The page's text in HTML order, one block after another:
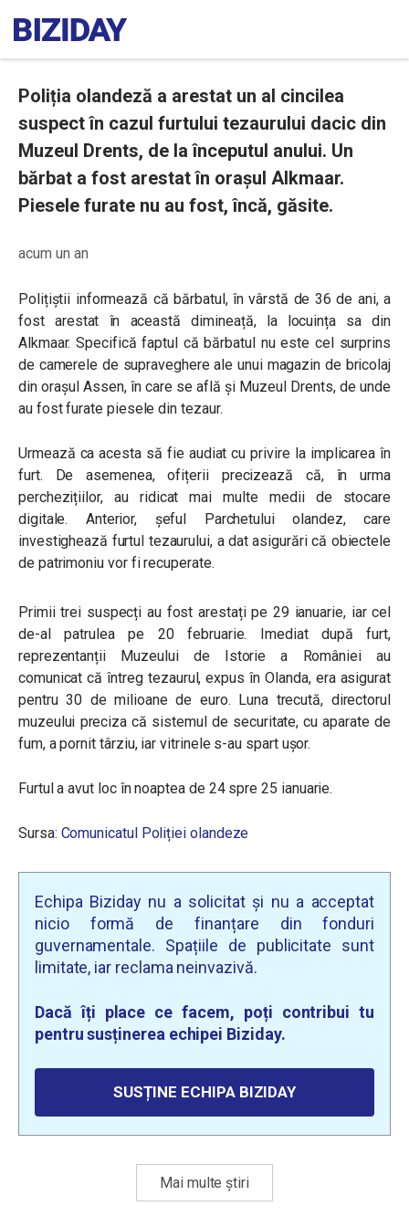
Poliția olandeză a arestat un al cincilea
suspect în cazul furtului tezaurului dacic din
Muzeul Drents, de la începutul anului. Un
bărbat a fost arestat în orașul Alkmaar.
Piesele furate nu au fost, încă, găsite.
acum un an
Polițiștii informează că bărbatul, în vârstă de 36 de ani, a
fost arestat în această dimineață, la locuința sa din
Alkmaar. Specifică faptul că bărbatul nu este cel surprins
de camerele de supraveghere ale unui magazin de bricolaj
din orașul Assen, în care se află și Muzeul Drents, de unde
au fost furate piesele din tezaur.
Urmează ca acesta să fie audiat cu privire la implicarea în
furt. De asemenea, ofițerii precizează că, în urma
perchezițiilor, au ridicat mai multe medii de stocare
digitale. Anterior, șeful Parchetului olandez, care
investighează furtul tezaurului, a dat asigurări că obiectele
de patrimoniu vor fi recuperate.
Primii trei suspecți au fost arestați pe 29 ianuarie, iar cel
de-al patrulea pe 20 februarie. Imediat după furt,
reprezentanții Muzeului de Istorie a României au
comunicat că întreg tezaurul, expus în Olanda, era asigurat
pentru 30 de milioane de euro. Luna trecută, directorul
muzeului preciza că sistemul de securitate, cu aparate de
fum, a pornit târziu, iar vitrinele s-au spart ușor.
Furtul a avut loc în noaptea de 24 spre 25 ianuarie.
Sursa: Comunicatul Poliției olandeze
Echipa Biziday nu a solicitat și nu a acceptat
nicio formă de finanțare din fonduri
guvernamentale. Spațiile de publicitate sunt
limitate, iar reclama neinvazivă.
Dacă îți place ce facem, poți contribui tu
pentru susținerea echipei Biziday.
SUSȚINE ECHIPA BIZIDAY
Mai multe știri